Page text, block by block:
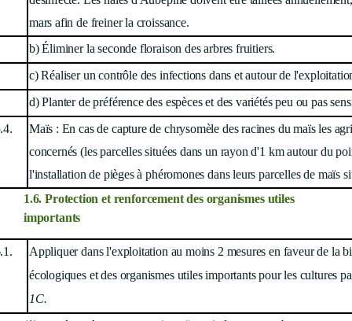
mars afin de freiner la croissance.
b) Éliminer la seconde floraison des arbres fruitiers.
c) Réaliser un contrôle des infections dans et autour de
d) Planter de préférence des espèces et des variétés peu ou pas
Maïs : En cas de capture de chrysomèle des racines du maïs les
concernés (les parcelles situées dans un rayon d'1 km autour du
l'installation de pièges à phéromones dans leurs parcelles de maïs
1.6. Protection et renforcement des organismes utiles
importants
Appliquer dans l'exploitation au moins 2 mesures en faveur de la
écologiques et des organismes utiles importants pour les cultures
1C.